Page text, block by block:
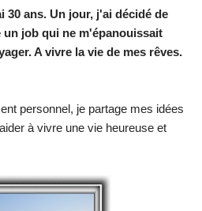
30 ans. Un jour, j'ai décidé de
un job qui ne m'épanouissait
A vivre la vie de mes rêves.
personnel, je partage mes idées
à vivre une vie heureuse et